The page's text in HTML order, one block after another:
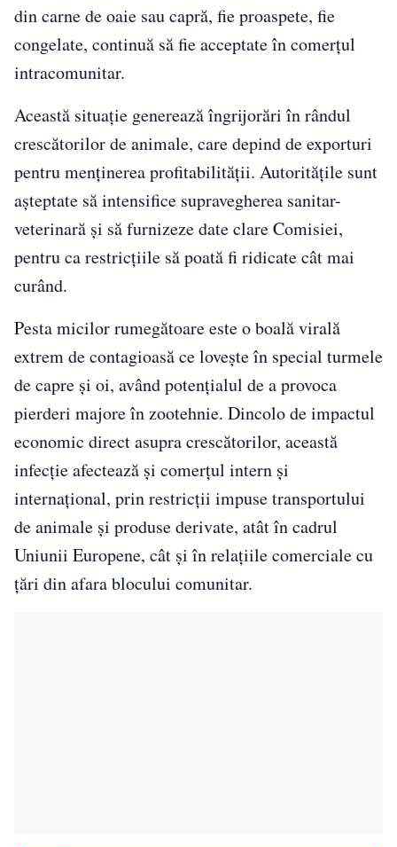
din carne de oaie sau capră, fie proaspete, fie
congelate, continuă să fie acceptate în comerțul
intracomunitar.
Această situație generează îngrijorări în rândul
crescătorilor de animale, care depind de exporturi
pentru menținerea profitabilității. Autoritățile sunt
așteptate să intensifice supravegherea sanitar-
veterinară și să furnizeze date clare Comisiei,
pentru ca restricțiile să poată fi ridicate cât mai
curând.
Pesta micilor rumegătoare este o boală virală
extrem de contagioasă ce lovește în special turmele
de capre și oi, având potențialul de a provoca
pierderi majore în zootehnie. Dincolo de impactul
economic direct asupra crescătorilor, această
infecție afectează și comerțul intern și
internațional, prin restricții impuse transportului
de animale și produse derivate, atât în cadrul
Uniunii Europene, cât și în relațiile comerciale cu
țări din afara blocului comunitar.